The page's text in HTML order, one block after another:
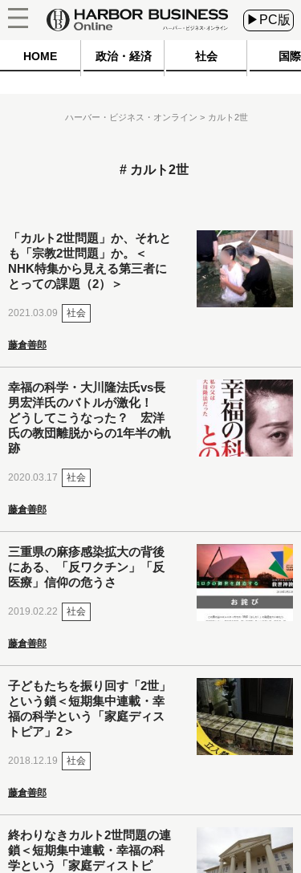
▶PC版
HOME 政治・経済 社会 国際
ハーバー・ビジネス・オンライン カルト2世
カルト2世
「カルト2世問題」か、それと
も「宗教2世問題」か。＜
NHK特集から見える第三者に
とっての課題（2）＞
2021.03.09 社会
藤倉善郎
幸福の科学・大川隆法氏vs長
男宏洋氏のバトルが激化！
どうしてこうなった？ 宏洋
氏の教団離脱からの1年半の軌
跡
2020.03.17 社会
藤倉善郎
三重県の麻疹感染拡大の背後
にある、「反ワクチン」「反
医療」信仰の危うさ
2019.02.22 社会
藤倉善郎
子どもたちを振り回す「2世」
という鎖＜短期集中連載・幸
福の科学という「家庭ディス
トピア」2＞
2018.12.19 社会
藤倉善郎
終わりなきカルト2世問題の連
鎖＜短期集中連載・幸福の科
学という「家庭ディストピ